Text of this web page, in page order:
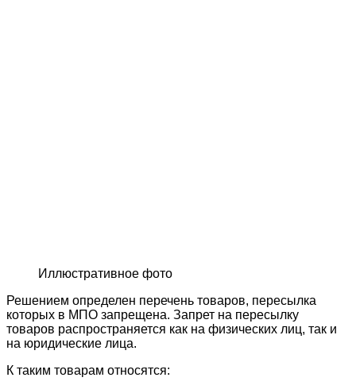
Иллюстративное фото
Решением определен перечень товаров, пересылка
которых в МПО запрещена. Запрет на пересылку
товаров распространяется как на физических лиц, так и
на юридические лица.
К таким товарам относятся: